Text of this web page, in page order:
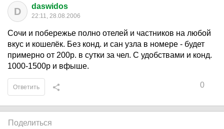
D daswidos
22:11, 28.08.2006
Сочи и побережье полно отелей и частников на любой
вкус и кошелёк. Без конд. и сан узла в номере - будет
примерно от 200р. в сутки за чел. С удобствами и конд.
1000-1500р и вфыше.
0
Ответить
Поделиться